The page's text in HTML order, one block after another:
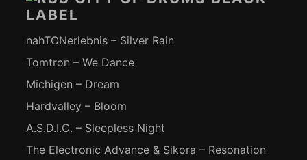
LABEL
nahTONerlebnis – Silver Rain
Tomtron – We Dance
Michigen – Dream
Hardvalley – Bloom
A.S.D.I.C. – Sleepless Night
The Electronic Advance & Sikora – Resonation